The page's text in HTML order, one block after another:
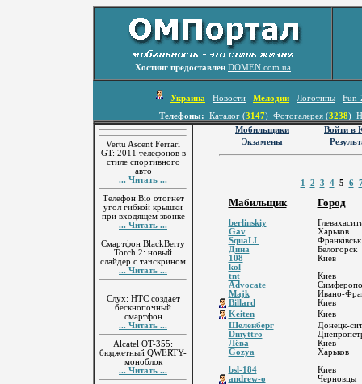
Хостинг предоставлен DOMEN.com.ua
Украина Новости Мелодии Логотипы
Fun-
Телефоны:
Каталог (3147) Фотогалерея (3238)
Vertu Ascent Ferrari
GT: 2011 телефонов в
стиле спортивного
авто
... Читать ...
Телефон Bio отогнет
угол гибкой крышки
при входящем звонке
... Читать ...
Смартфон BlackBerry
Torch 2: новый
слайдер с тачскрином
... Читать ...
Слух: HTC создает
бескнопочный
смартфон
... Читать ...
Alcatel OT-355:
бюджетный QWERTY-
моноблок
... Читать ...
Мобильщики
Войти в
Экзамены
1 2 3 45 6
Мабильщик Город
berlinskiy
Gav
Харьков
SquaLL
Дина
Белогорск
108
Киев
kol
tnt
Киев
Advocate
Majk
Ивано-
Billard
Киев
Keiten
Киев
Шеленберг
Донецк-
Dmyttro
Лёва
Киев
Gozya
Харьков
bsl-184
Киев
andrew-o
Черновцы